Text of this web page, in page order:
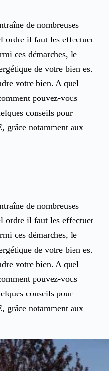
de nombreuses
ordre il faut les effectuer
ces démarches, le
de votre bien est
votre bien. A quel
pouvez-vous
conseils pour
grâce notamment aux
de nombreuses
ordre il faut les effectuer
ces démarches, le
de votre bien est
votre bien. A quel
pouvez-vous
conseils pour
grâce notamment aux